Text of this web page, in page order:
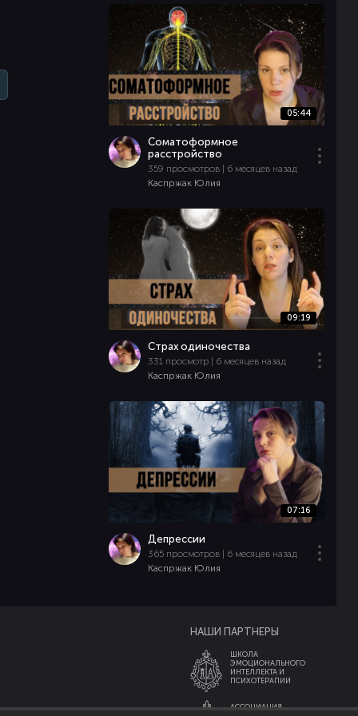
05:44
Соматоформное
расстройство
359 просмотров | 6 месяцев назад
Каспржак Юлия
09:19
Страх одиночества
331 просмотр | 6 месяцев назад
Каспржак Юлия
07:16
Депрессии
365 просмотров | 6 месяцев назад
Каспржак Юлия
НАШИ ПАРТНЕРЫ
ШКОЛА
ЭМОЦИОНАЛЬНОГО
ИНТЕЛЛЕКТА И
ПСИХОТЕРАПИИ
АССОЦИАЦИЯ